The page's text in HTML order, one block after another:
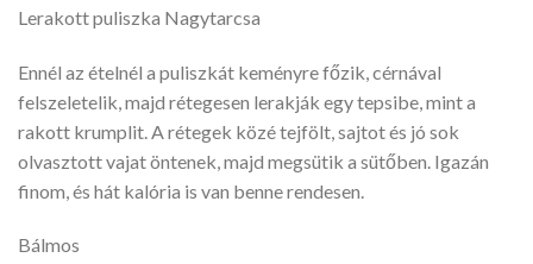
Lerakott puliszka Nagytarcsa
Ennél az ételnél a puliszkát keményre főzik, cérnával
felszeletelik, majd rétegesen lerakják egy tepsibe, mint a
rakott krumplit. A rétegek közé tejfölt, sajtot és jó sok
olvasztott vajat öntenek, majd megsütik a sütőben. Igazán
finom, és hát kalória is van benne rendesen.
Bálmos